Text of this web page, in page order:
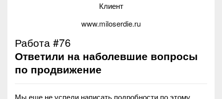
Клиент
www.miloserdie.ru
Работа #76
Ответили на наболевшие вопросы
по продвижение